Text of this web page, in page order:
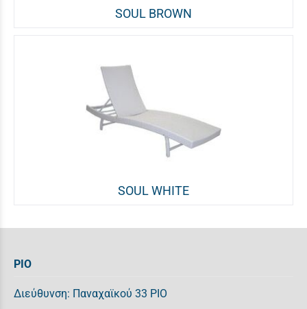
SOUL BROWN
SOUL WHITE
ΡΙΟ
Διεύθυνση: Παναχαϊκού 33 ΡΙΟ